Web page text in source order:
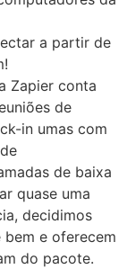
a partir de
Zapier conta
de
in umas com
de baixa
quase uma
decidimos
e oferecem
do pacote.